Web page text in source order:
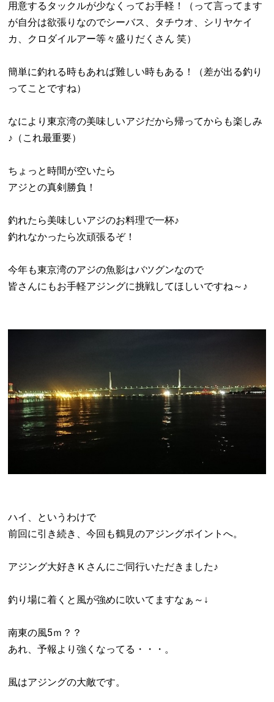
用意するタックルが少なくってお手軽！（って言ってます
が自分は欲張りなのでシーバス、タチウオ、シリヤケイ
カ、クロダイルアー等々盛りだくさん 笑）
簡単に釣れる時もあれば難しい時もある！（差が出る釣り
ってことですね）
なにより東京湾の美味しいアジだから帰ってからも楽しみ
♪（これ最重要）
ちょっと時間が空いたら
アジとの真剣勝負！
釣れたら美味しいアジのお料理で一杯♪
釣れなかったら次頑張るぞ！
今年も東京湾のアジの魚影はバツグンなので
皆さんにもお手軽アジングに挑戦してほしいですね～♪
ハイ、というわけで
前回に引き続き、今回も鶴見のアジングポイントへ。
アジング大好きＫさんにご同行いただきました♪
釣り場に着くと風が強めに吹いてますなぁ～↓
南東の風5ｍ？？
あれ、予報より強くなってる・・・。
風はアジングの大敵です。